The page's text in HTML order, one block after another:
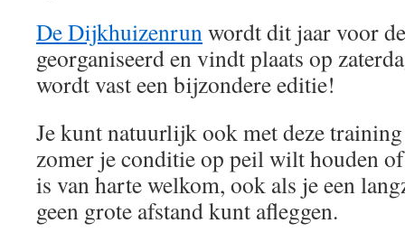
De Dijkhuizenrunwordt dit jaar voor
georganiseerd en vindt plaats op
wordt vast een bijzondere editie!
Je kunt natuurlijk ook met deze
zomer je conditie op peil wilt houden
is van harte welkom, ook als je een
geen grote afstand kunt afleggen.